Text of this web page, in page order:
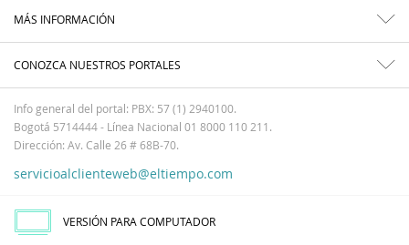
MÁS INFORMACIÓN
CONOZCA NUESTROS PORTALES
Info general del portal: PBX: 57 (1) 2940100.
Bogotá 5714444 - Línea Nacional 01 8000 110 211.
Dirección: Av. Calle 26 # 68B-70.
servicioalclienteweb@eltiempo.com
VERSIÓN PARA COMPUTADOR